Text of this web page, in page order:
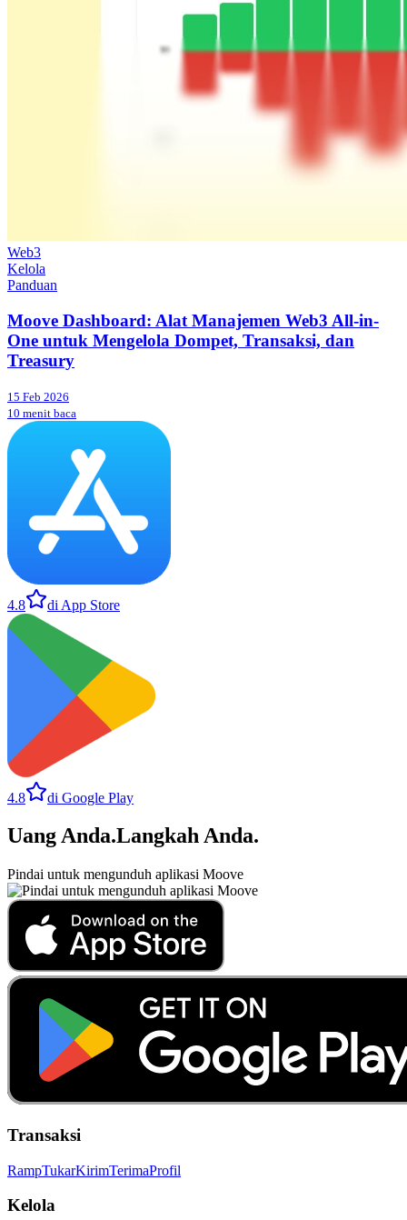
Web3
Kelola
Panduan
Moove Dashboard: Alat Manajemen Web3 All-in-
One untuk Mengelola Dompet, Transaksi, dan
Treasury
15 Feb 2026
10 menit baca
4.8 di App Store
4.8 di Google Play
Uang Anda.Langkah Anda.
Pindai untuk mengunduh aplikasi Moove
Transaksi
RampTukarKirimTerimaProfil
Kelola